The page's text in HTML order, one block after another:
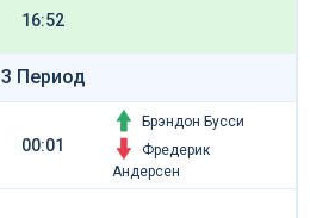
16:52
3 Период
00:01
Брэндон Бусси
Фредерик
Андерсен